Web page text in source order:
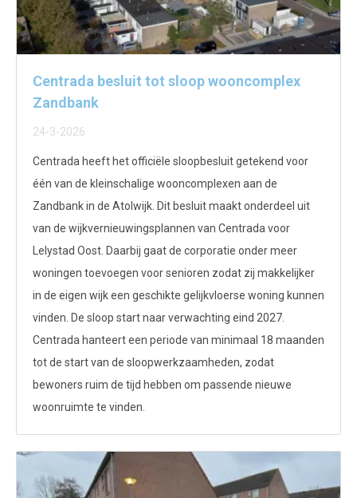
Centrada besluit tot sloop wooncomplex
Zandbank
24-3-2026
Centrada heeft het officiële sloopbesluit getekend voor
één van de kleinschalige wooncomplexen aan de
Zandbank in de Atolwijk. Dit besluit maakt onderdeel uit
van de wijkvernieuwingsplannen van Centrada voor
Lelystad Oost. Daarbij gaat de corporatie onder meer
woningen toevoegen voor senioren zodat zij makkelijker
in de eigen wijk een geschikte gelijkvloerse woning kunnen
vinden. De sloop start naar verwachting eind 2027.
Centrada hanteert een periode van minimaal 18 maanden
tot de start van de sloopwerkzaamheden, zodat
bewoners ruim de tijd hebben om passende nieuwe
woonruimte te vinden.